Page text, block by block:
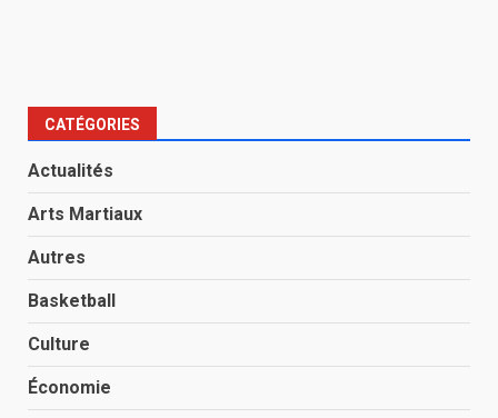
CATÉGORIES
Actualités
Arts Martiaux
Autres
Basketball
Culture
Économie